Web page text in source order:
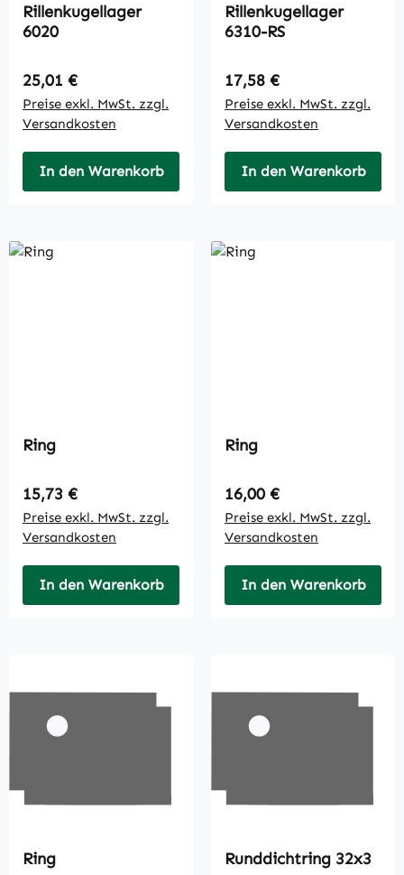
Rillenkugellager
6020
Regulärer Preis:
25,01 €
Preise exkl. MwSt. zzgl.
Versandkosten
In den Warenkorb
Rillenkugellager
6310-RS
Regulärer Preis:
17,58 €
Preise exkl. MwSt. zzgl.
Versandkosten
In den Warenkorb
Ring
Regulärer Preis:
15,73 €
Preise exkl. MwSt. zzgl.
Versandkosten
In den Warenkorb
Ring
Regulärer Preis:
16,00 €
Preise exkl. MwSt. zzgl.
Versandkosten
In den Warenkorb
Ring Runddichtring 32x3